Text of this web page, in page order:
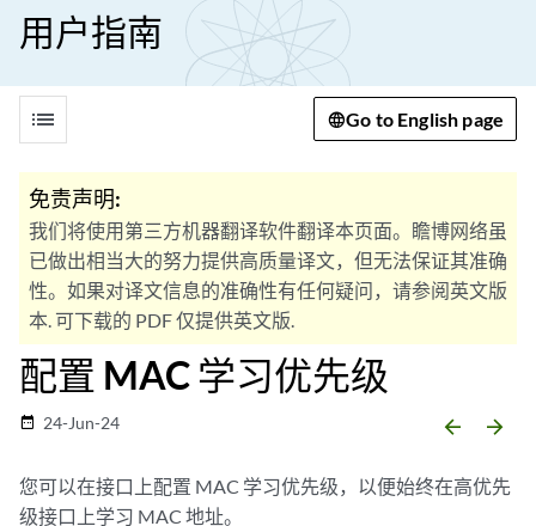
用户指南
list Go to English page
免责声明:
我们将使用第三方机器翻译软件翻译本页面。瞻博网络虽
已做出相当大的努力提供高质量译文，但无法保证其准确
性。如果对译文信息的准确性有任何疑问，请参阅英文版
本. 可下载的 PDF 仅提供英文版.
配置 MAC 学习优先级
date_range 24-Jun-24 arrow_backward arrow_forward
您可以在接口上配置 MAC 学习优先级，以便始终在高优先
级接口上学习 MAC 地址。